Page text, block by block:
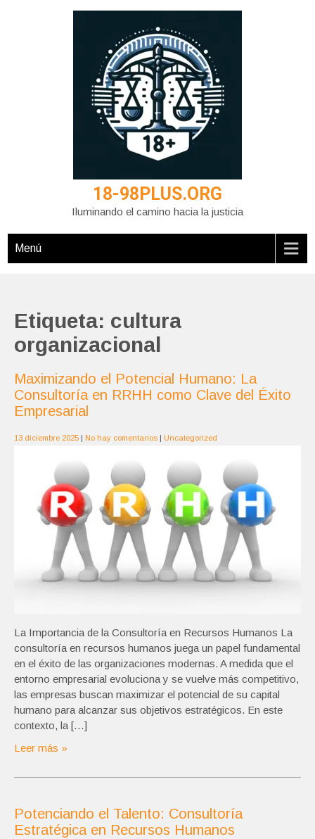
18-98PLUS.ORG
Iluminando el camino hacia la justicia
Menú
Etiqueta: cultura
organizacional
Maximizando el Potencial Humano: La
Consultoría en RRHH como Clave del Éxito
Empresarial
13 diciembre 2025 | No hay comentarios | Uncategorized
La Importancia de la Consultoría en Recursos Humanos La
consultoría en recursos humanos juega un papel fundamental
en el éxito de las organizaciones modernas. A medida que el
entorno empresarial evoluciona y se vuelve más competitivo,
las empresas buscan maximizar el potencial de su capital
humano para alcanzar sus objetivos estratégicos. En este
contexto, la […]
Leer más »
Potenciando el Talento: Consultoría
Estratégica en Recursos Humanos